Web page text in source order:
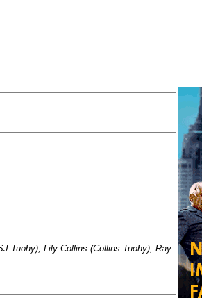
Tuohy), Lily Collins (Collins Tuohy), Ray